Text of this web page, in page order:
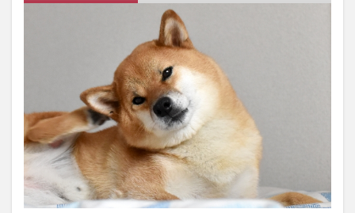
防
耳掃
除
4.2
日頃
から
健康